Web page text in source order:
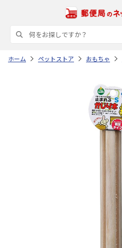
ホーム ペットストア おもちゃ